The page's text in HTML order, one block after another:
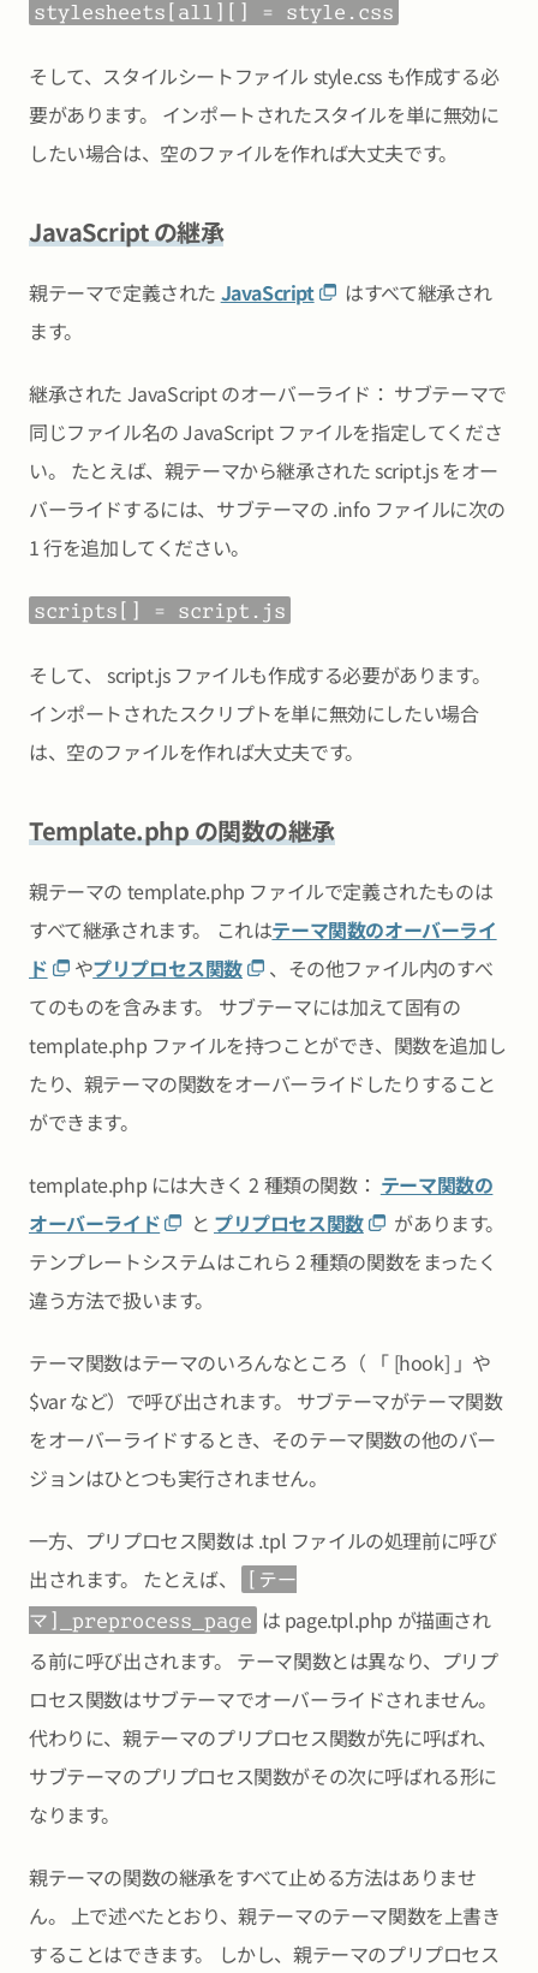
stylesheets[all][] = style.css
そして、スタイルシートファイル style.css も作成する必
要があります。 インポートされたスタイルを単に無効に
したい場合は、空のファイルを作れば大丈夫です。
JavaScript の継承
親テーマで定義された JavaScript
はすべて継承され
ます。
継承された JavaScript のオーバーライド： サブテーマで
同じファイル名の JavaScript ファイルを指定してくださ
い。 たとえば、親テーマから継承された script.js をオー
バーライドするには、サブテーマの .info ファイルに次の
1 行を追加してください。
scripts[] = script.js
そして、 script.js ファイルも作成する必要があります。
インポートされたスクリプトを単に無効にしたい場合
は、空のファイルを作れば大丈夫です。
Template.php の関数の継承
親テーマの template.php ファイルで定義されたものは
すべて継承されます。 これはテーマ関数のオーバーライ
ド
やプリプロセス関数
、その他ファイル内のすべ
てのものを含みます。 サブテーマには加えて固有の
template.php ファイルを持つことができ、関数を追加し
たり、親テーマの関数をオーバーライドしたりすること
ができます。
template.php には大きく 2 種類の関数： テーマ関数の
オーバーライド
と プリプロセス関数
があります。
テンプレートシステムはこれら 2 種類の関数をまったく
違う方法で扱います。
テーマ関数はテーマのいろんなところ（ 「 [hook] 」や
$var など）で呼び出されます。 サブテーマがテーマ関数
をオーバーライドするとき、そのテーマ関数の他のバー
ジョンはひとつも実行されません。
一方、プリプロセス関数は .tpl ファイルの処理前に呼び
出されます。 たとえば、
[テー
マ]_preprocess_page は page.tpl.php が描画され
る前に呼び出されます。 テーマ関数とは異なり、プリプ
ロセス関数はサブテーマでオーバーライドされません。
代わりに、親テーマのプリプロセス関数が先に呼ばれ、
サブテーマのプリプロセス関数がその次に呼ばれる形に
なります。
親テーマの関数の継承をすべて止める方法はありませ
ん。 上で述べたとおり、親テーマのテーマ関数を上書き
することはできます。 しかし、親テーマのプリプロセス